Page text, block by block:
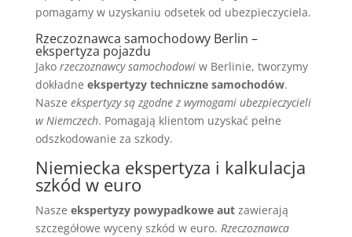
pomagamy w uzyskaniu odsetek od ubezpieczyciela.
Rzeczoznawca samochodowy Berlin –
ekspertyza pojazdu
Jako rzeczoznawcy samochodowiw Berlinie, tworzymy
dokładne ekspertyzy techniczne samochodów.
Nasze ekspertyzy są zgodne z wymogami ubezpieczycieli
w Niemczech. Pomagają klientom uzyskać pełne
odszkodowanie za szkody.
Niemiecka ekspertyza i kalkulacja
szkód w euro
Nasze ekspertyzy powypadkowe autzawierają
szczegółowe wyceny szkód w euro. Rzeczoznawca